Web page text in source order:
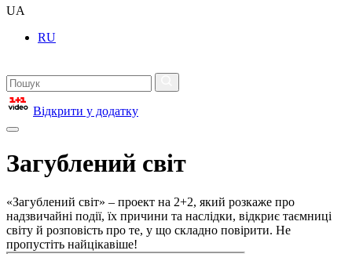
UA
RU
Відкрити у додатку
Загублений світ
«Загублений світ» – проект на 2+2, який розкаже про
надзвичайні події, їх причини та наслідки, відкриє таємниці
світу й розповість про те, у що складно повірити. Не
пропустіть найцікавіше!